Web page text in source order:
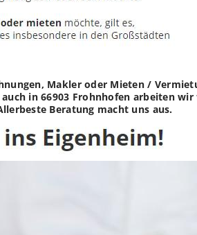
Makler oder Mieten /
auch in 66903 Frohnhofen arbeiten
Beratung macht uns aus.